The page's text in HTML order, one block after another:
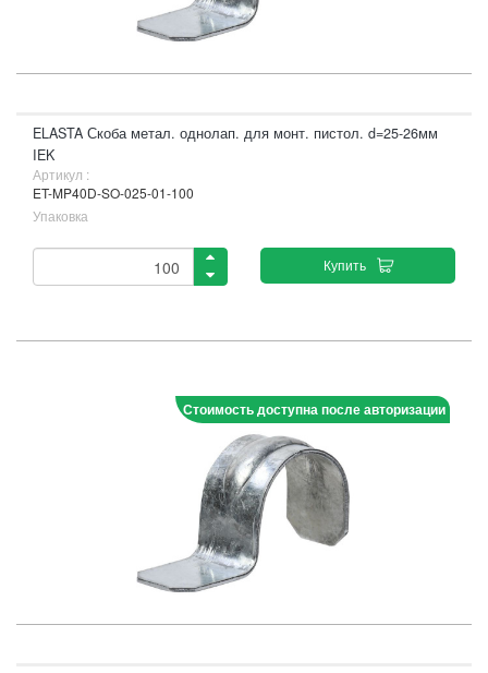
ELASTA Скоба метал. однолап. для монт. пистол. d=25-26мм
IEK
Артикул :
ET-MP40D-SO-025-01-100
Упаковка
Купить
Стоимость доступна после авторизации